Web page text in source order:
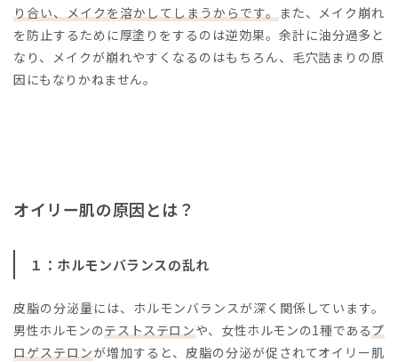
り合い、メイクを溶かしてしまうからです。 また、メイク崩れ
を防止するために厚塗りをするのは逆効果。余計に油分過多と
なり、メイクが崩れやすくなるのはもちろん、毛穴詰まりの原
因にもなりかねません。
オイリー肌の原因とは？
１：ホルモンバランスの乱れ
皮脂の分泌量には、ホルモンバランスが深く関係しています。
男性ホルモンのテストステロンや、女性ホルモンの1種であるプ
ロゲステロンが増加すると、皮脂の分泌が促されてオイリー肌